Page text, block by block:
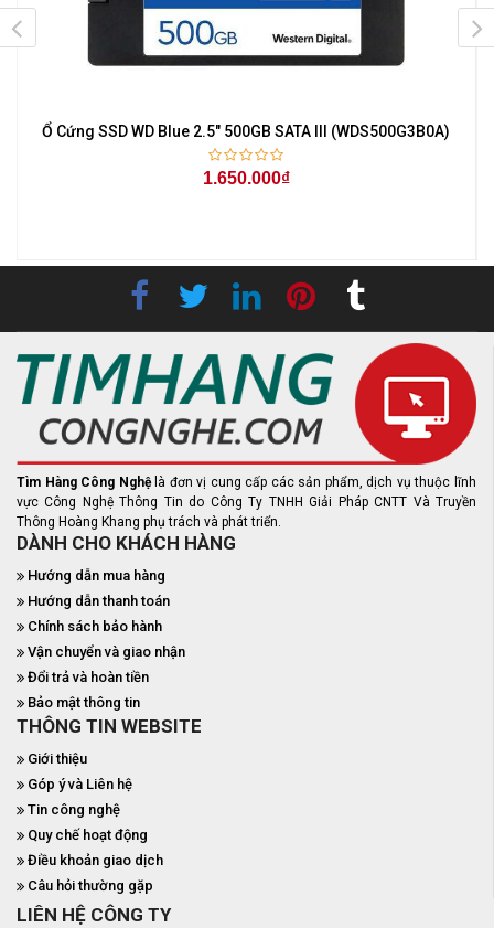
Ổ Cứng SSD WD Blue 2.5" 500GB SATA III (WDS500G3B0A)
1.650.000₫
Tìm Hàng Công Nghệ là đơn vị cung cấp các sản phẩm, dịch vụ thuộc lĩnh
vực Công Nghệ Thông Tin do Công Ty TNHH Giải Pháp CNTT Và Truyền
Thông Hoàng Khang phụ trách và phát triển.
DÀNH CHO KHÁCH HÀNG
Hướng dẫn mua hàng
Hướng dẫn thanh toán
Chính sách bảo hành
Vận chuyển và giao nhận
Đổi trả và hoàn tiền
Bảo mật thông tin
THÔNG TIN WEBSITE
Giới thiệu
Góp ý và Liên hệ
Tin công nghệ
Quy chế hoạt động
Điều khoản giao dịch
Câu hỏi thường gặp
LIÊN HỆ CÔNG TY